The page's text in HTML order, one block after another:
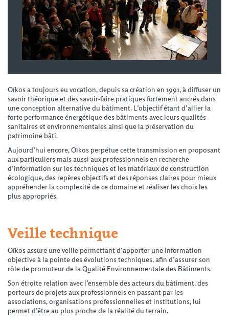
Oïkos a toujours eu vocation, depuis sa création en 1991, à diffuser un
savoir théorique et des savoir-faire pratiques fortement ancrés dans
une conception alternative du bâtiment. L’objectif étant d’allier la
forte performance énergétique des bâtiments avec leurs qualités
sanitaires et environnementales ainsi que la préservation du
patrimoine bâti.
Aujourd’hui encore, Oïkos perpétue cette transmission en proposant
aux particuliers mais aussi aux professionnels en recherche
d’information sur les techniques et les matériaux de construction
écologique, des repères objectifs et des réponses claires pour mieux
appréhender la complexité de ce domaine et réaliser les choix les
plus appropriés.
Veille technique
Oïkos assure une veille permettant d’apporter une information
objective à la pointe des évolutions techniques, afin d’assurer son
rôle de promoteur de la Qualité Environnementale des Bâtiments.
Son étroite relation avec l’ensemble des acteurs du bâtiment, des
porteurs de projets aux professionnels en passant par les
associations, organisations professionnelles et institutions, lui
permet d’être au plus proche de la réalité du terrain.